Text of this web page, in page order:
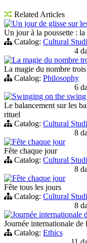
Related Articles
Un jour de glisse sur
Un jour à la poussette :
Catalog: Cultural
4
La magie du nombre
La magie du nombre trois
Catalog: Philosophy
6
Swinging on the
Le balancement sur les
rituel
Catalog: Cultural
8
Fête chaque jour
Fête chaque jour
Catalog: Cultural
8
Fête chaque jour
Fête tous les jours
Catalog: Cultural
8
Journée internationale
Journée internationale de
Catalog: Ethics